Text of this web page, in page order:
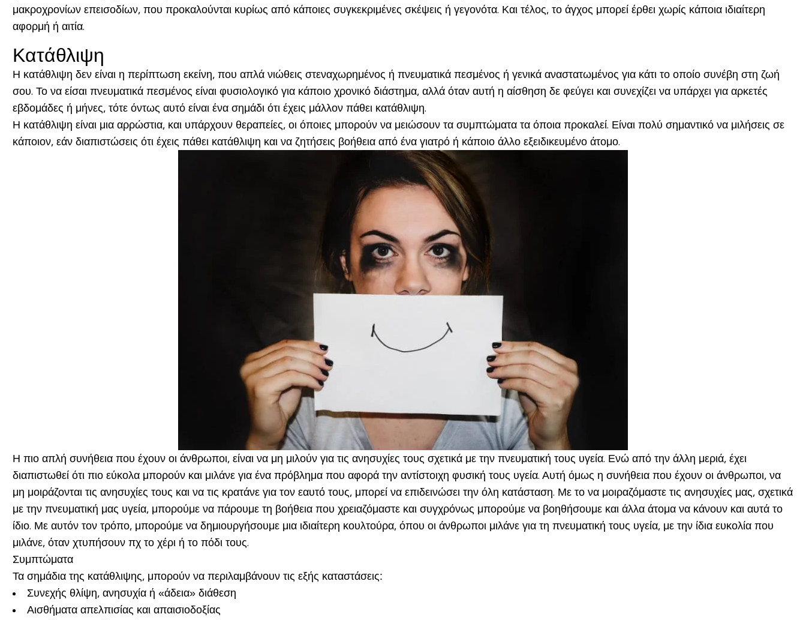
μακροχρονίων επεισοδίων, που προκαλούνται κυρίως από κάποιες συγκεκριμένες σκέψεις ή γεγονότα. Και τέλος, το άγχος μπορεί έρθει χωρίς κάποια ιδιαίτερη
αφορμή ή αιτία.
Κατάθλιψη
Η κατάθλιψη δεν είναι η περίπτωση εκείνη, που απλά νιώθεις στεναχωρημένος ή πνευματικά πεσμένος ή γενικά αναστατωμένος για κάτι το οποίο συνέβη στη ζωή
σου. Το να είσαι πνευματικά πεσμένος είναι φυσιολογικό για κάποιο χρονικό διάστημα, αλλά όταν αυτή η αίσθηση δε φεύγει και συνεχίζει να υπάρχει για αρκετές
εβδομάδες ή μήνες, τότε όντως αυτό είναι ένα σημάδι ότι έχεις μάλλον πάθει κατάθλιψη.
Η κατάθλιψη είναι μια αρρώστια, και υπάρχουν θεραπείες, οι όποιες μπορούν να μειώσουν τα συμπτώματα τα όποια προκαλεί. Είναι πολύ σημαντικό να μιλήσεις σε
κάποιον, εάν διαπιστώσεις ότι έχεις πάθει κατάθλιψη και να ζητήσεις βοήθεια από ένα γιατρό ή κάποιο άλλο εξειδικευμένο άτομο.
Η πιο απλή συνήθεια που έχουν οι άνθρωποι, είναι να μη μιλούν για τις ανησυχίες τους σχετικά με την πνευματική τους υγεία. Ενώ από την άλλη μεριά, έχει
διαπιστωθεί ότι πιο εύκολα μπορούν και μιλάνε για ένα πρόβλημα που αφορά την αντίστοιχη φυσική τους υγεία. Αυτή όμως η συνήθεια που έχουν οι άνθρωποι, να
μη μοιράζονται τις ανησυχίες τους και να τις κρατάνε για τον εαυτό τους, μπορεί να επιδεινώσει την όλη κατάσταση. Με το να μοιραζόμαστε τις ανησυχίες μας, σχετικά
με την πνευματική μας υγεία, μπορούμε να πάρουμε τη βοήθεια που χρειαζόμαστε και συγχρόνως μπορούμε να βοηθήσουμε και άλλα άτομα να κάνουν και αυτά το
ίδιο. Με αυτόν τον τρόπο, μπορούμε να δημιουργήσουμε μια ιδιαίτερη κουλτούρα, όπου οι άνθρωποι μιλάνε για τη πνευματική τους υγεία, με την ίδια ευκολία που
μιλάνε, όταν χτυπήσουν πχ το χέρι ή το πόδι τους.
Συμπτώματα
Τα σημάδια της κατάθλιψης, μπορούν να περιλαμβάνουν τις εξής καταστάσεις:
Συνεχής θλίψη, ανησυχία ή «άδεια» διάθεση
Αισθήματα απελπισίας και απαισιοδοξίας